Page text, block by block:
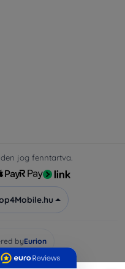
jog fenntartva.
byEurion